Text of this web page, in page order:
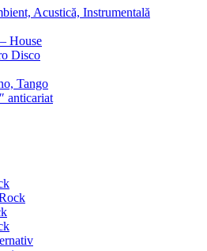
Acustică, Instrumentală
House
Disco
Tango
anticariat